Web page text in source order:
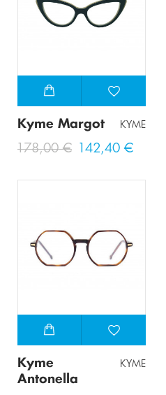
Kyme Margot KYME
178,00 € 142,40 €
Kyme
Antonella
KYME